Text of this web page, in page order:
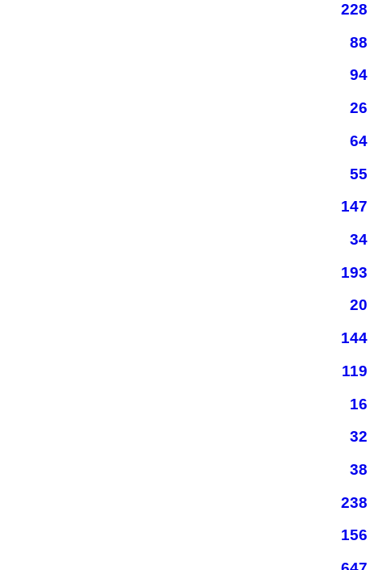
228
88
94
26
64
55
147
34
193
20
144
119
16
32
38
238
156